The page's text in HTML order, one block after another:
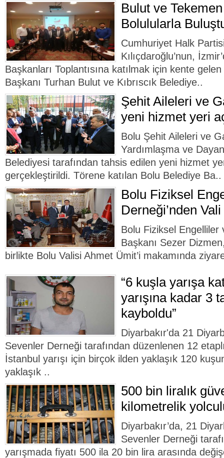
Bulut ve
Bolulularla
Cumhuriyet Halk
Kılıçdaroğlu’nun,
Başkanları Toplantısına katılmak için kente
Başkanı Turhan Bulut ve Kıbrıscık Belediye..
Şehit Aileleri ve
yeni hizmet yeri
Bolu Şehit Aileleri ve
Yardımlaşma ve
Belediyesi tarafından tahsis edilen yeni hizmet
gerçekleştirildi. Törene katılan Bolu Belediye Ba..
Bolu Fiziksel
Derneği’nden
Bolu Fiziksel
Başkanı Sezer
birlikte Bolu Valisi Ahmet Ümit’i makamında
“6 kuşla yarışa
yarışına kadar 3
kayboldu”
Diyarbakır'da 21
Sevenler Derneği tarafından düzenlenen 12
İstanbul yarışı için birçok ilden yaklaşık 120
yaklaşık ..
500 bin liralık
kilometrelik
Diyarbakır’da, 21
Sevenler Derneği
yarışmada fiyatı 500 ila 20 bin lira arasında